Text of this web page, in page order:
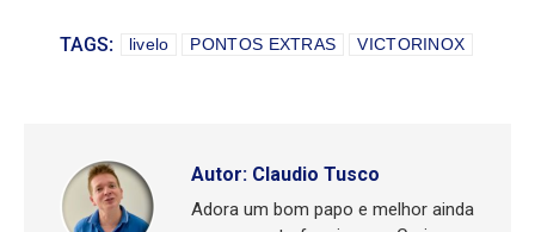
TAGS: livelo PONTOS EXTRAS VICTORINOX
Autor: Claudio Tusco
Adora um bom papo e melhor ainda